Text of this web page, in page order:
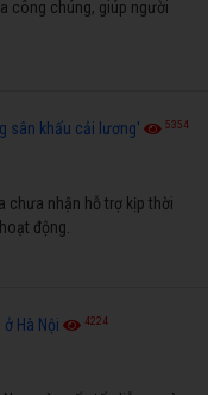
công chúng, giúp người
sân khấu cải lương' 5354
chưa nhận hỗ trợ kịp thời
động.
Hà Nội 4224